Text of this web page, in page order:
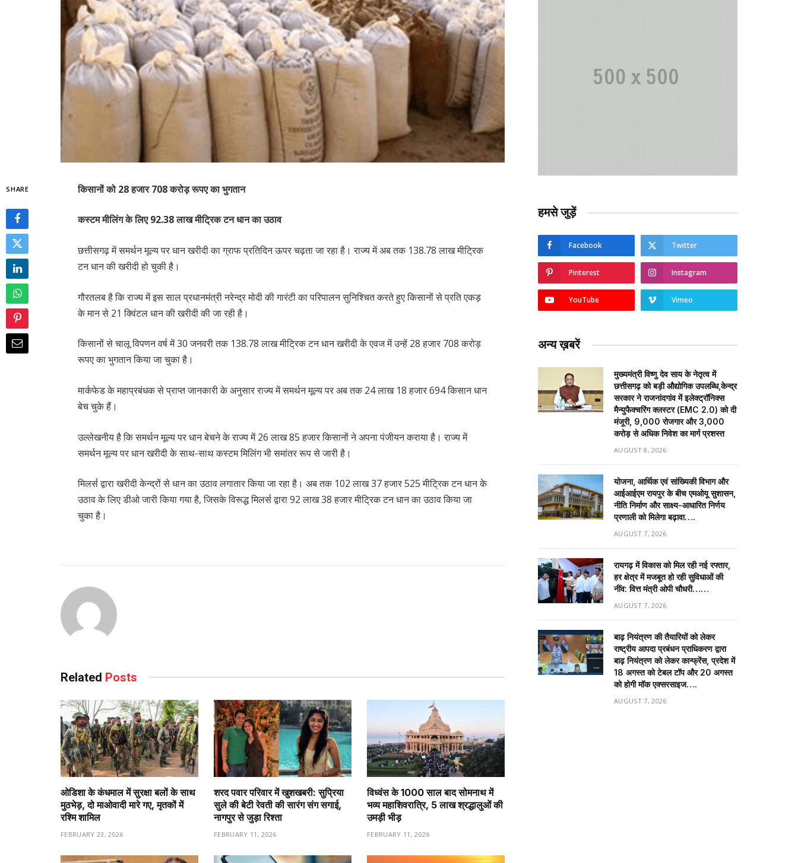
SHARE किसानों को 28 हजार 708 करोड़ रूपए का भुगतान
कस्टम मीलिंग के लिए 92.38 लाख मीट्रिक टन धान का उठाव
छत्तीसगढ़ में समर्थन मूल्य पर धान खरीदी का ग्राफ प्रतिदिन ऊपर चढ़ता जा रहा है। राज्य में अब तक 138.78 लाख मीट्रिक
टन धान की खरीदी हो चुकी है।
गौरतलब है कि राज्य में इस साल प्रधानमंत्री नरेन्द्र मोदी की गारंटी का परिपालन सुनिश्चित करते हुए किसानों से प्रति एकड़
के मान से 21 क्विंटल धान की खरीदी की जा रही है।
किसानों से चालू विपणन वर्ष में 30 जनवरी तक 138.78 लाख मीट्रिक टन धान खरीदी के एवज में उन्हें 28 हजार 708 करोड़
रूपए का भुगतान किया जा चुका है।
मार्कफेड के महाप्रबंधक से प्राप्त जानकारी के अनुसार राज्य में समर्थन मूल्य पर अब तक 24 लाख 18 हजार 694 किसान धान
बेच चुके हैं।
उल्लेखनीय है कि समर्थन मूल्य पर धान बेचने के राज्य में 26 लाख 85 हजार किसानों ने अपना पंजीयन कराया है। राज्य में
समर्थन मूल्य पर धान खरीदी के साथ-साथ कस्टम मिलिंग भी समांतर रूप से जारी है।
मिलर्स द्वारा खरीदी केन्द्रों से धान का उठाव लगातार किया जा रहा है। अब तक 102 लाख 37 हजार 525 मीट्रिक टन धान के
उठाव के लिए डीओ जारी किया गया है, जिसके विरूद्ध मिलर्स द्वारा 92 लाख 38 हजार मीट्रिक टन धान का उठाव किया जा
चुका है।
Related Posts
ओडिशा के कंधमाल में सुरक्षा बलों के साथ
मुठभेड़, दो माओवादी मारे गए, मृतकों में
रश्मि शामिल
FEBRUARY 23, 2026
शरद पवार परिवार में खुशखबरी: सुप्रिया
सुले की बेटी रेवती की सारंग संग सगाई,
नागपुर से जुड़ा रिश्ता
FEBRUARY 11, 2026
विध्वंस के 1000 साल बाद सोमनाथ में
भव्य महाशिवरात्रि, 5 लाख श्रद्धालुओं की
उमड़ी भीड़
FEBRUARY 11, 2026
हमसे जुड़ें
Facebook Twitter
Pinterest Instagram
YouTube Vimeo
अन्य ख़बरें
मुख्यमंत्री विष्णु देव साय के नेतृत्व में
छत्तीसगढ़ को बड़ी औद्योगिक उपलब्धि,केन्द्र
सरकार ने राजनांदगांव में इलेक्ट्रॉनिक्स
मैन्युफैक्चरिंग क्लस्टर (EMC 2.0) को दी
मंजूरी, 9,000 रोजगार और ₹3,000
करोड़ से अधिक निवेश का मार्ग प्रशस्त
AUGUST 8, 2026
योजना, आर्थिक एवं सांख्यिकी विभाग और
आईआईएम रायपुर के बीच एमओयू सुशासन,
नीति निर्माण और साक्ष्य-आधारित निर्णय
प्रणाली को मिलेगा बढ़ावा….
AUGUST 7, 2026
रायगढ़ में विकास को मिल रही नई रफ्तार,
हर क्षेत्र में मजबूत हो रही सुविधाओं की
नींव: वित्त मंत्री ओपी चौधरी……
AUGUST 7, 2026
बाढ़ नियंत्रण की तैयारियों को लेकर
राष्ट्रीय आपदा प्रबंधन प्राधिकरण द्वारा
बाढ़ नियंत्रण को लेकर कान्फ्रेंस, प्रदेश में
18 अगस्त को टेबल टॉप और 20 अगस्त
को होगी मॉक एक्सरसाइज….
AUGUST 7, 2026